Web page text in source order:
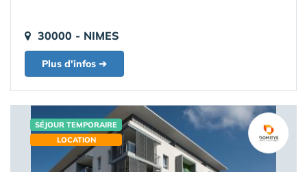
30000 - NIMES
Plus d'infos ➔
SÉJOUR TEMPORAIRE
LOCATION